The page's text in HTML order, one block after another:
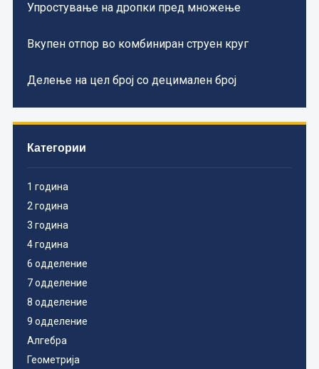
Упростување на дропки пред множење
Вкупен отпор во комбиниран струен круг
Делење на цел број со децимален број
Категории
1 година
2 година
3 година
4 година
6 одделение
7 одделение
8 одделение
9 одделение
Алгебра
Геометрија